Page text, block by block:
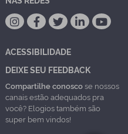
ACESSIBILIDADE
DEIXE SEU FEEDBACK
Compartilhe conoscose nossos
canais estão adequados pra
você? Elogios também são
super bem vindos!